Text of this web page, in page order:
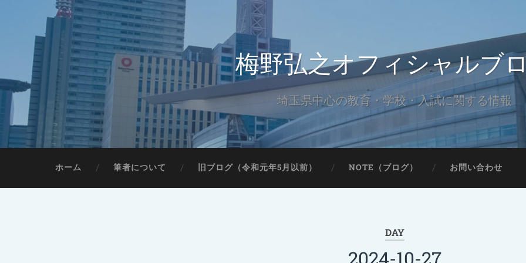
梅野弘之オフィシャルブ
埼玉県中心の教育・学校・入試に関する情報
ホーム 筆者について 旧ブログ（令和元年5月以前） NOTE（ブログ） お問い合わせ
DAY